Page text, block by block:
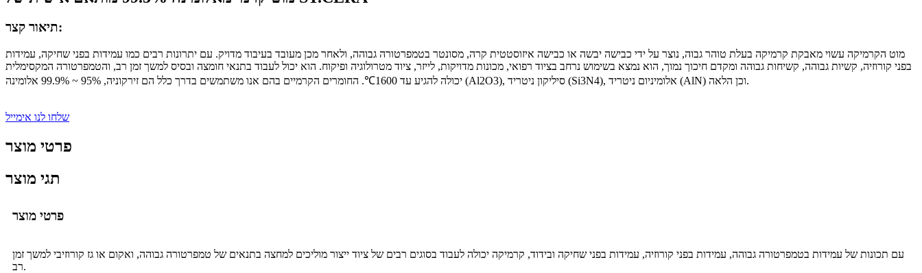
תיאור קצר:
מוט הקרמיקה עשוי מאבקת קרמיקה בעלת טוהר גבוה, נוצר על ידי כבישה יבשה או כבישה איזוסטטית קרה, מסונטר בטמפרטורה גבוהה, ולאחר מכן מעובד בעיבוד מדויק. עם יתרונות רבים כמו עמידות בפני שחיקה, עמידות
בפני קורוזיה, קשיות גבוהה, קשיחות גבוהה ומקדם חיכוך נמוך, הוא נמצא בשימוש נרחב בציוד רפואי, מכונות מדויקות, לייזר, ציוד מטרולוגיה ופיקוח. הוא יכול לעבוד בתנאי חומצה ובסיס למשך זמן רב, והטמפרטורה המקסימלית
יכולה להגיע עד 1600℃. החומרים הקרמיים בהם אנו משתמשים בדרך כלל הם זירקוניה, 95% ~ 99.9% אלומינה (Al2O3), סיליקון ניטריד (Si3N4), אלומיניום ניטריד (AlN) וכן הלאה.
שלחו לנו אימייל
פרטי מוצר
תגי מוצר
פרטי מוצר
עם תכונות של עמידות בטמפרטורה גבוהה, עמידות בפני קורוזיה, עמידות בפני שחיקה ובידוד, קרמיקה יכולה לעבוד בסוגים רבים של ציוד ייצור מוליכים למחצה בתנאים של טמפרטורה גבוהה, ואקום או גז קורוזיבי למשך זמן
רב.